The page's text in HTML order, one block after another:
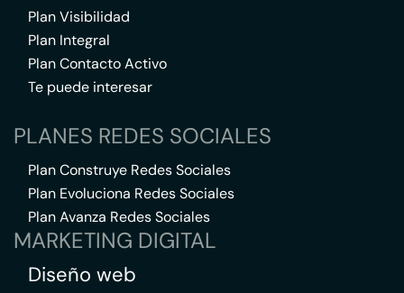
Plan Visibilidad
Plan Integral
Plan Contacto Activo
Te puede interesar
PLANES REDES SOCIALES
Plan Construye Redes Sociales
Plan Evoluciona Redes Sociales
Plan Avanza Redes Sociales
MARKETING DIGITAL
Diseño web